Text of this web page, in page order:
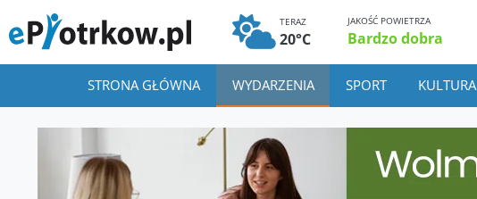
TERAZ
20°C
JAKOŚĆ POWIETRZA
Bardzo dobra
STRONA GŁÓWNA WYDARZENIA SPORT KULTURA